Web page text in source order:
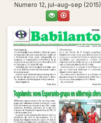
Numero 12, jul–aug–sep (2015)